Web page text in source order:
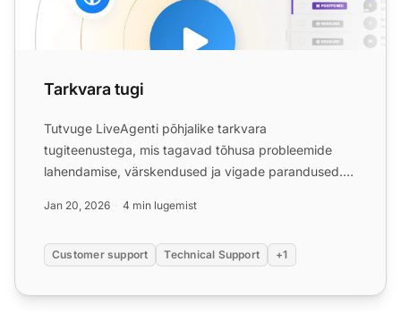
Tarkvara tugi
Tutvuge LiveAgenti põhjalike tarkvara
tugiteenustega, mis tagavad tõhusa probleemide
lahendamise, värskendused ja vigade parandused.
Jan 20, 2026 4 min lugemist
Customer support Technical Support +1